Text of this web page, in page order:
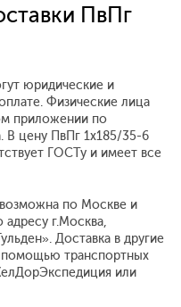
ПвПг
юридические и
Физические лица
приложении по
В цену ПвПг 1x185/35-6
ГОСТу и имеет все
по Москве и
г.Москва,
Доставка в другие
помощью транспортных
или